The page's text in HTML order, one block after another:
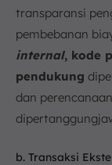
transparansi
pembebanan
internal, kode
pendukung
dan
b. Transaksi